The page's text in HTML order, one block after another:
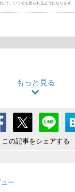
て、いつでも見られるようになります。
もっと見る
この記事をシェアする
ー